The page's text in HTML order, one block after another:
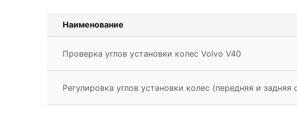
Наименование
Проверка углов установки колес Volvo V40
Регулировка углов установки колес (передняя и задняя